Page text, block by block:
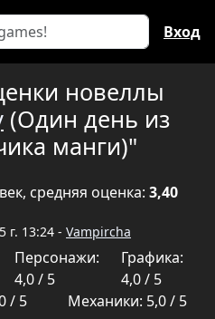
Вход
новеллы
(Один день из
манги)"
средняя оценка: 3,40
г. 13:24 - Vampircha
Персонажи:
4,0 / 5
Графика:
4,0 / 5
/ 5
Механики: 5,0 / 5